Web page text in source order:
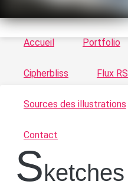
Accueil Portfolio
Cipherbliss Flux
Sources des illustrations
Contact
s